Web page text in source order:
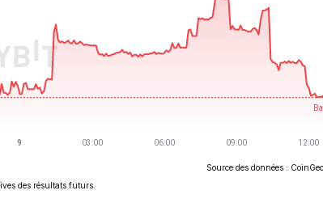
Source des données :
des résultats futurs.